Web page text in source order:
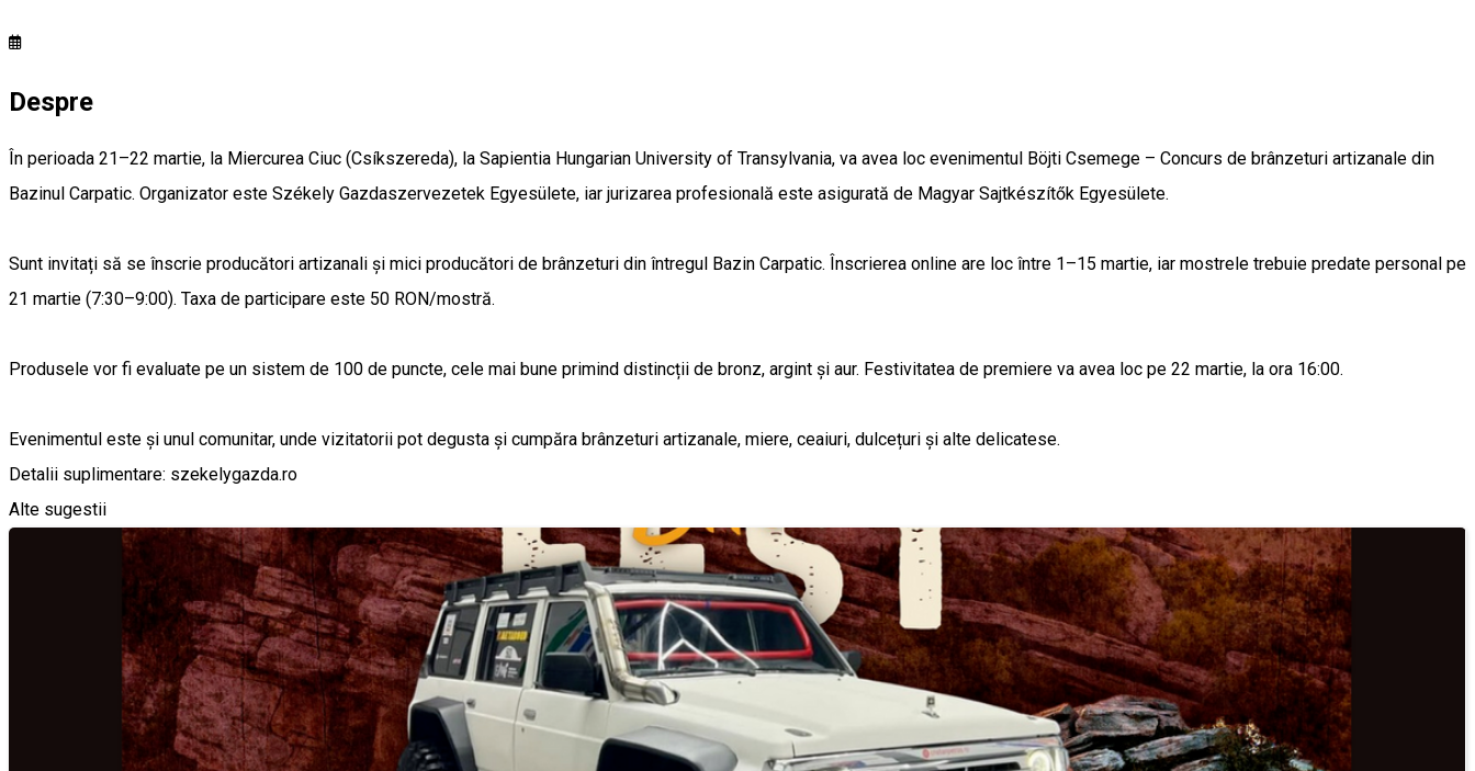
Despre
În perioada 21–22 martie, la Miercurea Ciuc (Csíkszereda), la Sapientia Hungarian University of Transylvania, va avea loc evenimentul Böjti Csemege – Concurs de brânzeturi artizanale din
Bazinul Carpatic. Organizator este Székely Gazdaszervezetek Egyesülete, iar jurizarea profesională este asigurată de Magyar Sajtkészítők Egyesülete.
Sunt invitați să se înscrie producători artizanali și mici producători de brânzeturi din întregul Bazin Carpatic. Înscrierea online are loc între 1–15 martie, iar mostrele trebuie predate personal pe
21 martie (7:30–9:00). Taxa de participare este 50 RON/mostră.
Produsele vor fi evaluate pe un sistem de 100 de puncte, cele mai bune primind distincții de bronz, argint și aur. Festivitatea de premiere va avea loc pe 22 martie, la ora 16:00.
Evenimentul este și unul comunitar, unde vizitatorii pot degusta și cumpăra brânzeturi artizanale, miere, ceaiuri, dulcețuri și alte delicatese.
Detalii suplimentare: szekelygazda.ro
Alte sugestii